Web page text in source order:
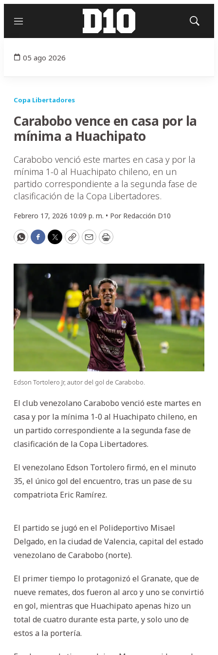
Menú
Mostrar
05 ago 2026
Copa Libertadores
Carabobo vence en casa por la
mínima a Huachipato
Carabobo venció este martes en casa y por la
mínima 1-0 al Huachipato chileno, en un
partido correspondiente a la segunda fase de
clasificación de la Copa Libertadores.
Febrero 17, 2026 10:09 p. m. • Por Redacción D10
WhatsApp
Facebook
Twitter
CopyEmailPrint
Edson Tortolero Jr, autor del gol de Carabobo.
El club venezolano Carabobo venció este martes en
casa y por la mínima 1-0 al Huachipato chileno, en
un partido correspondiente a la segunda fase de
clasificación de la Copa Libertadores.
El venezolano Edson Tortolero firmó, en el minuto
35, el único gol del encuentro, tras un pase de su
compatriota Eric Ramírez.
El partido se jugó en el Polideportivo Misael
Delgado, en la ciudad de Valencia, capital del estado
venezolano de Carabobo (norte).
El primer tiempo lo protagonizó el Granate, que de
nueve remates, dos fueron al arco y uno se convirtió
en gol, mientras que Huachipato apenas hizo un
total de cuatro durante esta parte, y solo uno de
estos a la portería.